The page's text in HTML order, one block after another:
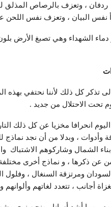
، وتعزف بالرصاص المذلق لحن
نفس البيان ، وتعزف نفس اللحن
دماء الشهداء وهي تصبغ الأرض
الى تذكر كل ذلك لأننا نحتفي
تحت الاحتلال من جديد .
اليوم انحرافا مخزيا عن كل ذلك
وأدوات ، وبدلا من أن نجد نماذج
الشمال وشاركوهم الاشتباك
عن ذكرها ، و نماذج أخرى
ومرتزقة السنغال ، وفلول
أجانب ، تتعدد لغاتهم وألوانهم